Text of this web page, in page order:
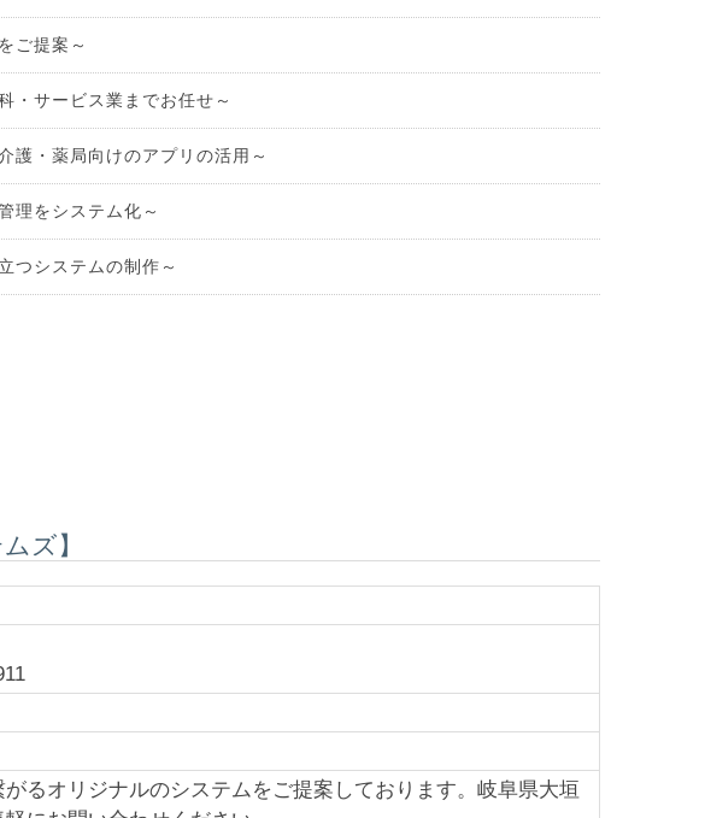
ご提案～
・サービス業までお任せ～
護・薬局向けのアプリの活用～
理をシステム化～
つシステムの制作～
ズ】
るオリジナルのシステムをご提案しております。岐阜県大垣